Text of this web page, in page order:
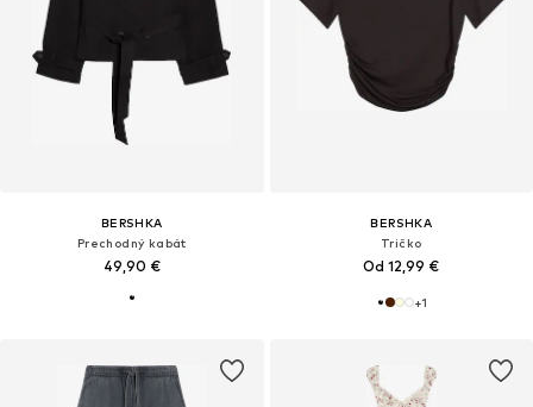
BERSHKA
Prechodný kabát
49,90 €
BERSHKA
Tričko
Od 12,99 €
+1